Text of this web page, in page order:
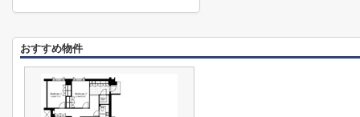
おすすめ物件